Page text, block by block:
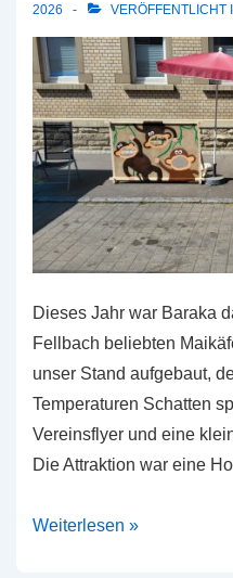
2026
VERÖFFENTLICHT
Dieses Jahr war Baraka
Fellbach beliebten
unser Stand aufgebaut,
Temperaturen Schatten
Vereinsflyer und eine
Die Attraktion war eine
Maikäferfest
Weiterlesen »